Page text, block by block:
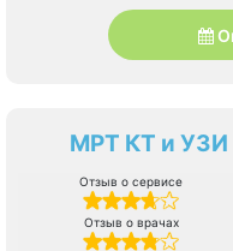
МРТ КТ и УЗИ
Отзыв о сервисе
Отзыв о врачах